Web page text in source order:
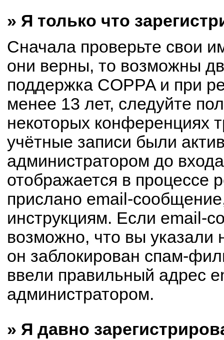
» Я только что
Сначала проверьте свои
они верны, то возможны
поддержка COPPA и при
менее 13 лет, следуйте
некоторых конференциях
учётные записи были
администратором до
отображается в процессе
прислано email-
инструкциям. Если email-
возможно, что вы
он заблокирован спам-
ввели правильный адрес
администратором.
» Я давно